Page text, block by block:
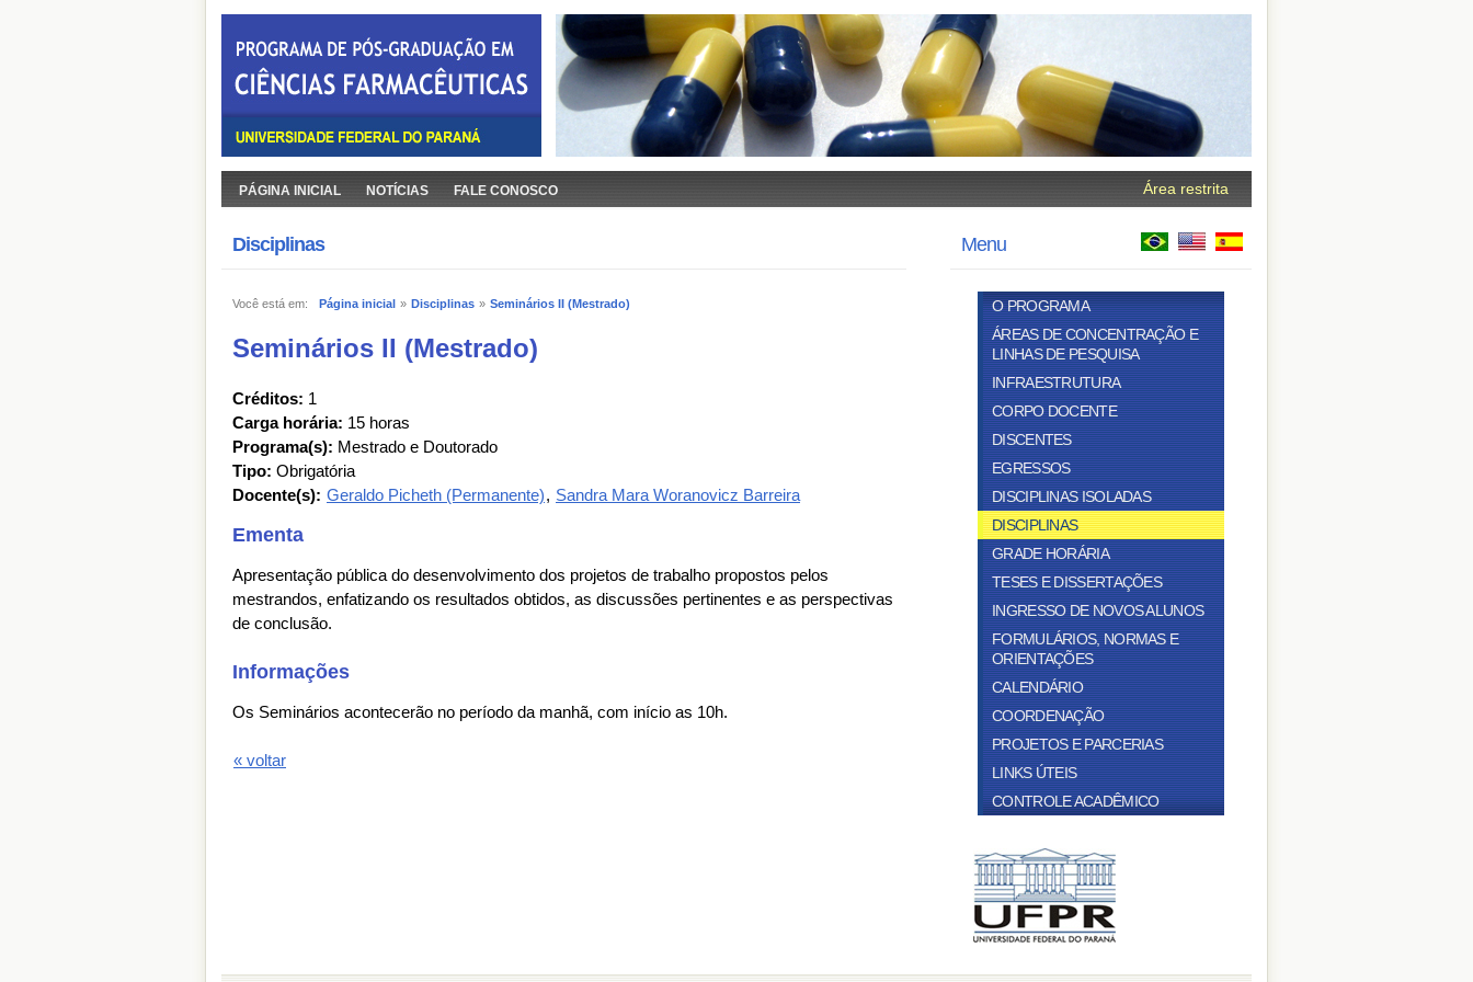
PÁGINA INICIAL NOTÍCIAS FALE CONOSCO Área restrita
Disciplinas
Você está em: Página inicial » Disciplinas » Seminários II (Mestrado)
Seminários II (Mestrado)
Créditos: 1
Carga horária: 15 horas
Programa(s): Mestrado e Doutorado
Tipo: Obrigatória
Docente(s): Geraldo Picheth (Permanente), Sandra Mara Woranovicz Barreira
Ementa
Apresentação pública do desenvolvimento dos projetos de trabalho propostos pelos
mestrandos, enfatizando os resultados obtidos, as discussões pertinentes e as perspectivas
de conclusão.
Informações
Os Seminários acontecerão no período da manhã, com início as 10h.
« voltar
Menu
O PROGRAMA
ÁREAS DE CONCENTRAÇÃO E
LINHAS DE PESQUISA
INFRAESTRUTURA
CORPO DOCENTE
DISCENTES
EGRESSOS
DISCIPLINAS ISOLADAS
DISCIPLINAS
GRADE HORÁRIA
TESES E DISSERTAÇÕES
INGRESSO DE NOVOS ALUNOS
FORMULÁRIOS, NORMAS E
ORIENTAÇÕES
CALENDÁRIO
COORDENAÇÃO
PROJETOS E PARCERIAS
LINKS ÚTEIS
CONTROLE ACADÊMICO